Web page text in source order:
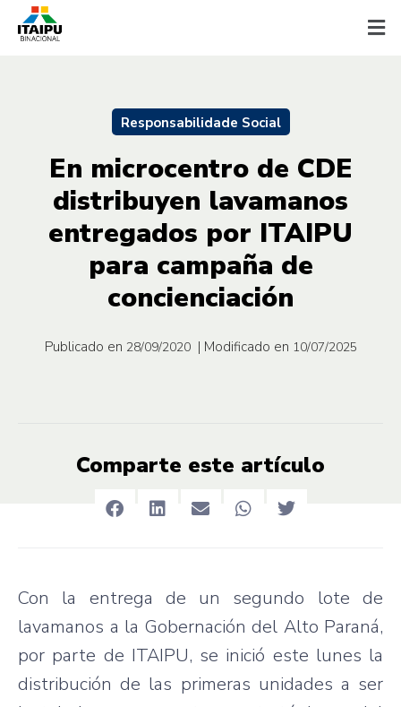
Responsabilidade Social
En microcentro de CDE
distribuyen lavamanos
entregados por ITAIPU
para campaña de
concienciación
Publicado en 28/09/2020 | Modificado en 10/07/2025
Comparte este artículo
Con la entrega de un segundo lote de
lavamanos a la Gobernación del Alto Paraná,
por parte de ITAIPU, se inició este lunes la
distribución de las primeras unidades a ser